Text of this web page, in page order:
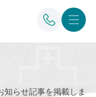
知らせ記事を掲載しま